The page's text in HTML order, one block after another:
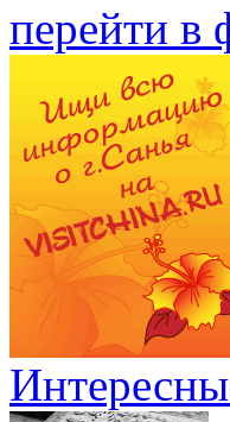
перейти в